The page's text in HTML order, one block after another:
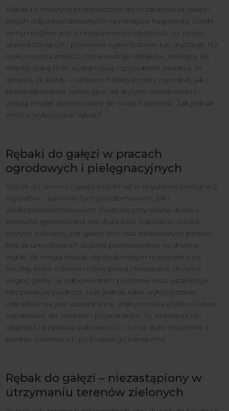
Rębak to maszyna przeznaczona do rozdrabniania gałęzi i
innych odpadów drzewnych na mniejsze fragmenty. Dzięki
temu możliwe jest zmniejszenie ich objętości, co z kolei
ułatwia transport i ponowne wykorzystanie lub utylizację. Na
rynku można znaleźć różne rodzaje rębaków, różniące się
między sobą m.in. wydajnością i sposobem zasilania. To
sprawia, że każdy – zarówno hobbystyczny ogrodnik, jak i
przedsiębiorstwa opiekujące się dużymi nasadzeniami –
znajdą model dostosowany do swoich potrzeb. Jak jednak
można wykorzystać rębak?
Rębaki do gałęzi w pracach
ogrodowych i pielęgnacyjnych
Rębak do drewna i gałęzi przyda się w regularnej pielęgnacji
ogrodów – zarówno tych przydomowych, jak i
wielkopowierzchniowych. Podczas przycinania drzew i
krzewów generowana jest duża ilość odpadów, wśród
których najwięcej jest gałęzi, liści oraz zdrewniałych pędów.
Rębak umożliwia ich szybkie przetworzenie na drobne
zrębki. Te mogą okazać się doskonałym materiałem na
ściółkę, która ochroni rośliny przed chwastami, utrzyma
wilgoć gleby na odpowiednim poziomie oraz ustabilizuje
temperaturę podłoża. Jeśli jednak takie wykorzystanie
odpadów nie jest uzasadnione, zręby można szybko i łatwo
zapakować do worków i pojemników. To zmniejsza ich
objętość i poprawia pakowność, co ma duże znaczenie z
punktu widzenia ich późniejszego transportu.
Rębak do gałęzi – niezastąpiony w
utrzymaniu terenów zielonych